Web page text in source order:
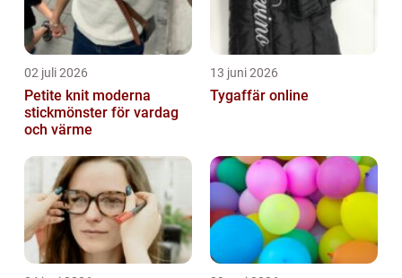
02 juli 2026
Petite knit moderna
stickmönster för vardag
och värme
13 juni 2026
Tygaffär online